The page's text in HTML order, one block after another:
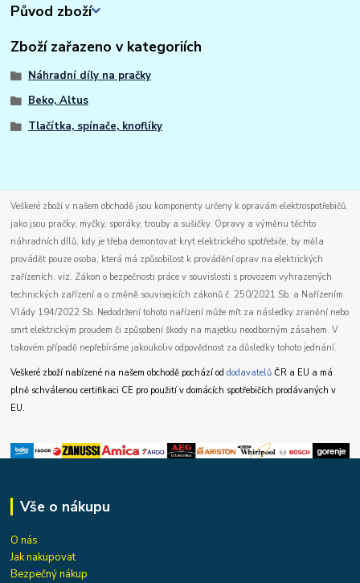
Původ zboží
Zboží zařazeno v kategoriích
Náhradní díly na pračky
Beko, Altus
Tlačítka, spínače, knoflíky
Veškeré zboží v našem obchodě jsou komponenty určeny k opravám elektrospotřebičů,
jako jsou pračky, myčky, sporáky, trouby a sušičky. Opravy a výměnu těchto
náhradních dílů, kdy je třeba demontovat kryt elektrického spotřebiče, by měla
provádět pouze osoba, která má způsobilost k provádění oprav na elektrických
zařízeních. viz. Zákon o bezpečnosti práce v souvislosti s provozem vyhrazených
technických zařízení a o změně souvisejících zákonů č. 250/2021 Sb. a Nařízením
Vlády 194/2022 Sb. Nedodržení tohoto nařízení může mít za následky zranění nebo
smrt elektrickým proudem či způsobení škody na majetku neodborným zásahem. V
takovém případě nepřebíráme jakoukoliv odpovědnost za důsledky tohoto jednání.
Veškeré zboží nabízené na našem obchodě pochází oddodavatelů ČR a EU a má
plně schválenou certifikaci CE pro použití v domácích spotřebičích prodávaných v
EU.
Vše o nákupu
O nás
Jak nakupovat
Bezpečný nákup